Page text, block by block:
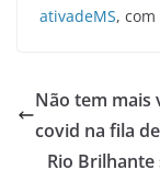
ativadeMS,
Não tem mais
covid na fila
Rio